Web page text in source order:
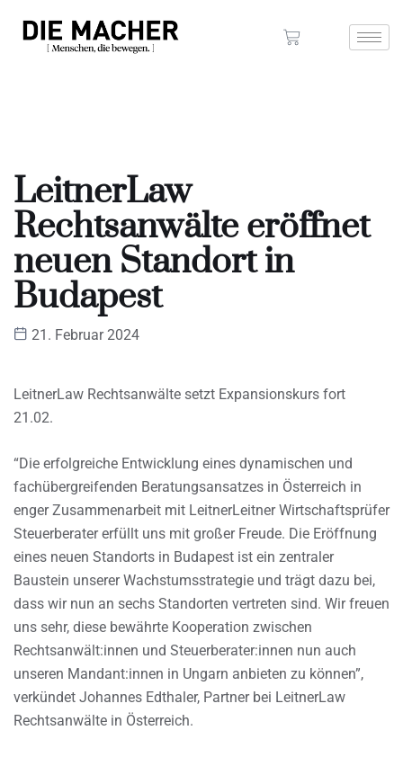
LeitnerLaw
Rechtsanwälte eröffnet
neuen Standort in
Budapest
21. Februar 2024
LeitnerLaw Rechtsanwälte setzt Expansionskurs fort
21.02.
“Die erfolgreiche Entwicklung eines dynamischen und
fachübergreifenden Beratungsansatzes in Österreich in
enger Zusammenarbeit mit LeitnerLeitner Wirtschaftsprüfer
Steuerberater erfüllt uns mit großer Freude. Die Eröffnung
eines neuen Standorts in Budapest ist ein zentraler
Baustein unserer Wachstumsstrategie und trägt dazu bei,
dass wir nun an sechs Standorten vertreten sind. Wir freuen
uns sehr, diese bewährte Kooperation zwischen
Rechtsanwält:innen und Steuerberater:innen nun auch
unseren Mandant:innen in Ungarn anbieten zu können”,
verkündet Johannes Edthaler, Partner bei LeitnerLaw
Rechtsanwälte in Österreich.